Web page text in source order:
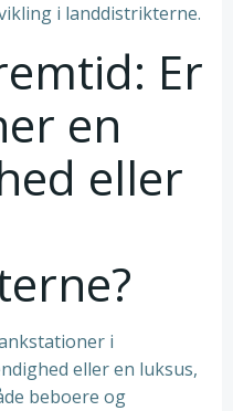
i landdistrikterne.
Er
en
eller
i
eller en luksus,
beboere og